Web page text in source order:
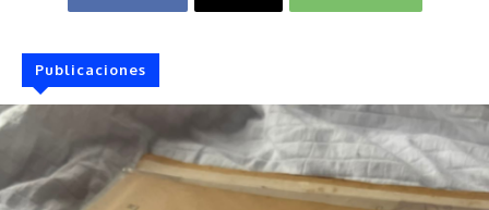
Publicaciones